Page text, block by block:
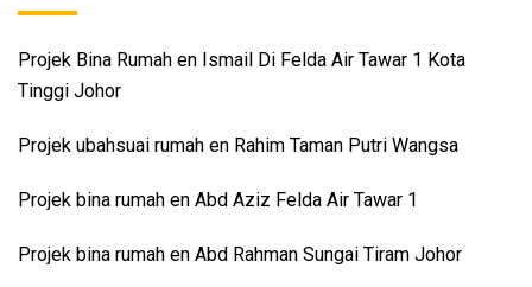
Projek Bina Rumah en Ismail Di Felda Air Tawar 1 Kota
Tinggi Johor
Projek ubahsuai rumah en Rahim Taman Putri Wangsa
Projek bina rumah en Abd Aziz Felda Air Tawar 1
Projek bina rumah en Abd Rahman Sungai Tiram Johor